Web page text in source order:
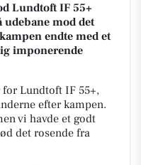
Lundtoft IF 55+
mod det
endte med et
imponerende
Lundtoft IF 55+,
efter kampen.
vi havde et godt
det rosende fra